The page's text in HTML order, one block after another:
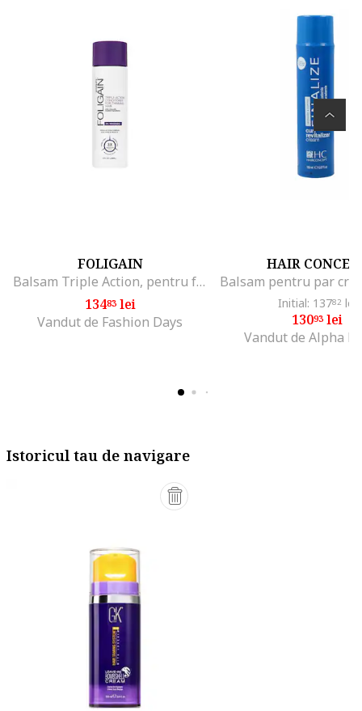
FOLIGAIN
Balsam Triple Action, pentru femei, cu 2% Trioxidil, impotriva caderii parului, adauga volum si densitate, 236 ml
13483lei
Vandut de Fashion Days
HAIR
Initial: 13782 lei
13093lei
Vandut de Alpha
Istoricul tau de navigare